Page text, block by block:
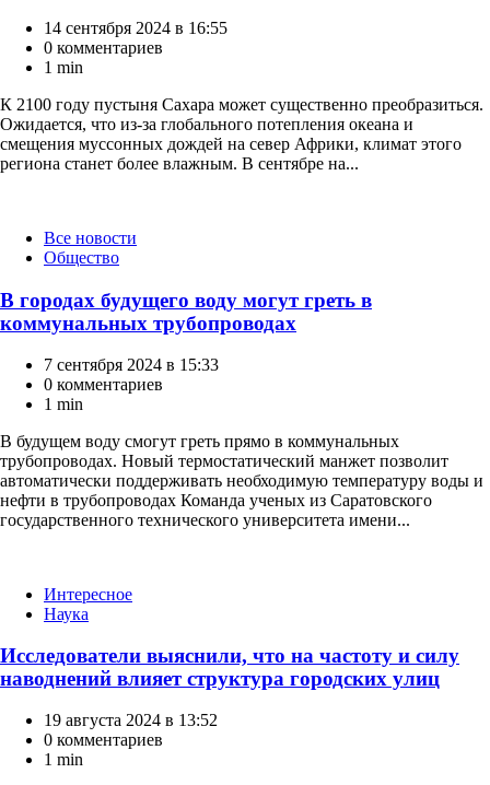
14 сентября 2024 в 16:55
0 комментариев
1 min
К 2100 году пустыня Сахара может существенно преобразиться.
Ожидается, что из-за глобального потепления океана и
смещения муссонных дождей на север Африки, климат этого
региона станет более влажным. В сентябре на...
КатегорииВсе новости
Общество
В городах будущего воду могут греть в
коммунальных трубопроводах
7 сентября 2024 в 15:33
0 комментариев
1 min
В будущем воду смогут греть прямо в коммунальных
трубопроводах. Новый термостатический манжет позволит
автоматически поддерживать необходимую температуру воды и
нефти в трубопроводах Команда ученых из Саратовского
государственного технического университета имени...
КатегорииИнтересное
Наука
Исследователи выяснили, что на частоту и силу
наводнений влияет структура городских улиц
19 августа 2024 в 13:52
0 комментариев
1 min